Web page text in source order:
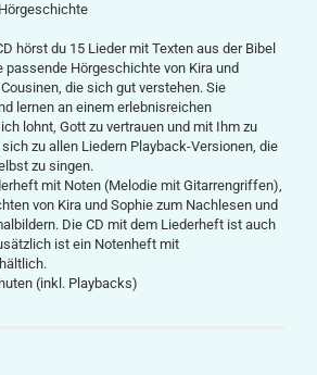
hörst du 15 Lieder mit Texten aus der Bibel
passende Hörgeschichte von Kira und
die sich gut verstehen. Sie
lernen an einem erlebnisreichen
lohnt, Gott zu vertrauen und mit Ihm zu
sich zu allen Liedern Playback-Versionen, die
zu singen.
mit Noten (Melodie mit Gitarrengriffen),
von Kira und Sophie zum Nachlesen und
Die CD mit dem Liederheft ist auch
ist ein Notenheft mit
(inkl. Playbacks)